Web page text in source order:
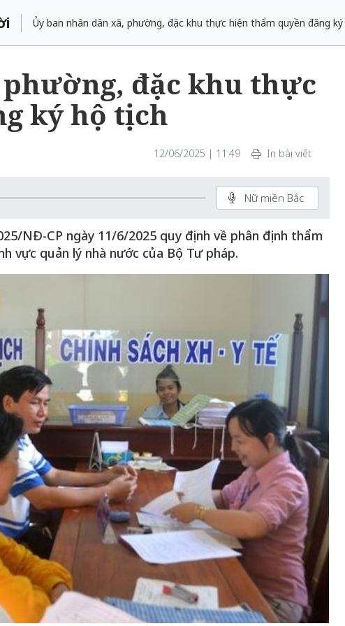
Ủy ban nhân dân xã, phường, đặc khu thực hiện thẩm quyền đăng
đặc khu thực
ký hộ tịch
12/06/2025 | 11:49 In bài viết
Nữ miền Bắc
NĐ-CP ngày 11/6/2025 quy định về phân định thẩm
vực quản lý nhà nước của Bộ Tư pháp.
nhà
Bắc Biên - Giữ một ngôi
làng ven sông Hồng của Hà
Nội
TS. Trần Kim Hào